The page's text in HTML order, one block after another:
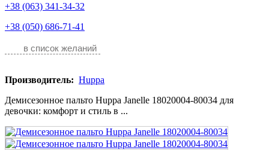
+38 (063) 341-34-32
+38 (050) 686-71-41
в список желаний
Производитель: Huppa
Демисезонное пальто Huppa Janelle 18020004-80034 для
девочки: комфорт и стиль в ...